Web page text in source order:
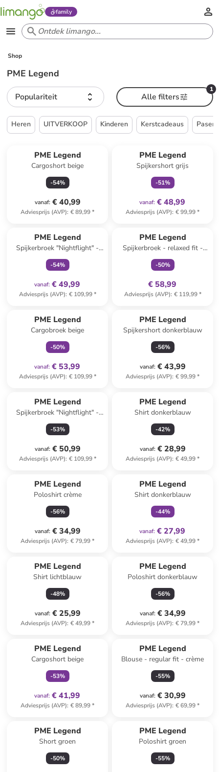
family
Shop
PME Legend
Populariteit
1
Alle filters
Heren UITVERKOOP Kinderen Kerstcadeaus Pasen
PME Legend
Cargoshort beige
-54%
vanaf: € 40,99
Adviesprijs (AVP): € 89,99*
PME Legend
Spijkershort grijs
-51%
vanaf: € 48,99
Adviesprijs (AVP): € 99,99*
PME Legend
Spijkerbroek "Nightflight" -
regular fit - blauw
-54%
vanaf: € 49,99
Adviesprijs (AVP): € 109,99*
PME Legend
Spijkerbroek - relaxed fit -
blauw
-50%
€ 58,99
Adviesprijs (AVP): € 119,99*
PME Legend
Cargobroek beige
-50%
vanaf: € 53,99
Adviesprijs (AVP): € 109,99*
PME Legend
Spijkershort donkerblauw
-56%
vanaf: € 43,99
Adviesprijs (AVP): € 99,99*
PME Legend
Spijkerbroek "Nightflight" -
regular fit - donkerblauw
-53%
vanaf: € 50,99
Adviesprijs (AVP): € 109,99*
PME Legend
Shirt donkerblauw
-42%
vanaf: € 28,99
Adviesprijs (AVP): € 49,99*
PME Legend
Poloshirt crème
-56%
vanaf: € 34,99
Adviesprijs (AVP): € 79,99*
PME Legend
Shirt donkerblauw
-44%
vanaf: € 27,99
Adviesprijs (AVP): € 49,99*
PME Legend
Shirt lichtblauw
-48%
vanaf: € 25,99
Adviesprijs (AVP): € 49,99*
PME Legend
Poloshirt donkerblauw
-56%
vanaf: € 34,99
Adviesprijs (AVP): € 79,99*
PME Legend
Cargoshort beige
-53%
vanaf: € 41,99
Adviesprijs (AVP): € 89,99*
PME Legend
Blouse - regular fit - crème
-55%
vanaf: € 30,99
Adviesprijs (AVP): € 69,99*
PME Legend
Short groen
-50%
PME Legend
Poloshirt groen
-55%